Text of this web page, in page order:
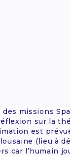
missions
sur la
est
(lieu à
car l’humain